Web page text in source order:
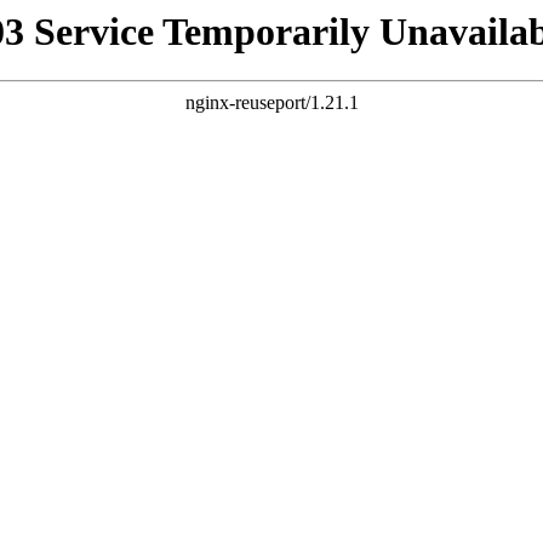
Service Temporarily
nginx-reuseport/1.21.1